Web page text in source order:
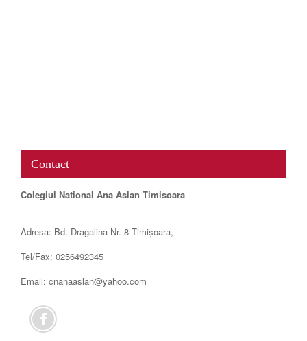
Contact
Colegiul National Ana Aslan Timisoara
Adresa: Bd. Dragalina Nr. 8 Timișoara,
Tel/Fax: 0256492345
Email: cnanaaslan@yahoo.com